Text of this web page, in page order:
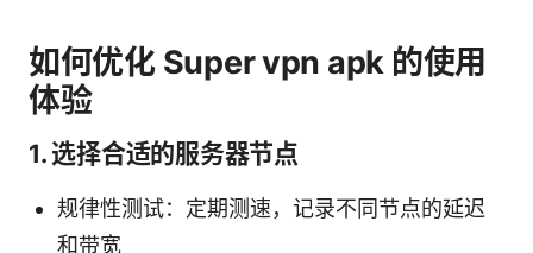
如何优化 Super vpn apk 的使用
体验
1. 选择合适的服务器节点
规律性测试：定期测速，记录不同节点的延迟
和带宽